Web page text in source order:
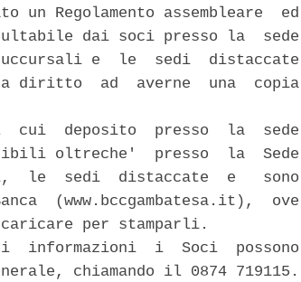
un Regolamento assembleare  ed
dai soci presso la  sede
e  le  sedi  distaccate
diritto  ad  averne  una  copia
cui  deposito  presso  la  sede
oltreche'  presso  la  Sede
le  sedi  distaccate  e   sono
(www.bccgambatesa.it),  ove
per stamparli.
informazioni  i  Soci  possono
chiamando il 0874 719115.